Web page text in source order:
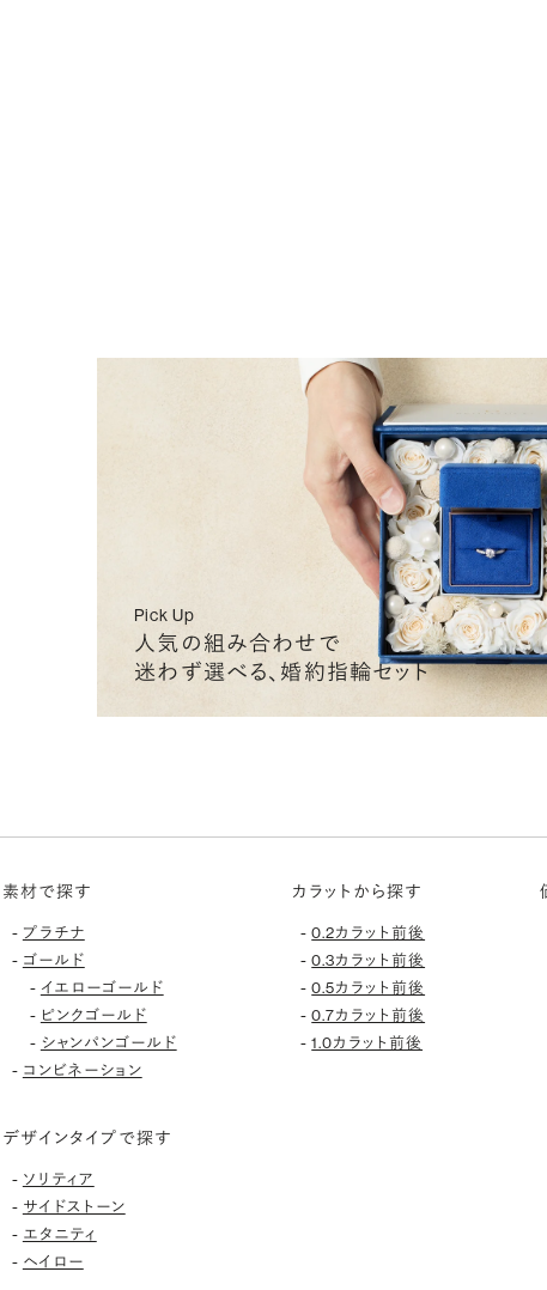
Pick Up
人気の組み合わせで
迷わず選べる、婚約指輪セット
素材で探す
- プラチナ
- ゴールド
- イエローゴールド
- ピンクゴールド
- シャンパンゴールド
- コンビネーション
デザインタイプで探す
- ソリティア
- サイドストーン
- エタニティ
- ヘイロー
カラットから探す
-0.2カラット前後
-0.3カラット前後
-0.5カラット前後
-0.7カラット前後
-1.0カラット前後